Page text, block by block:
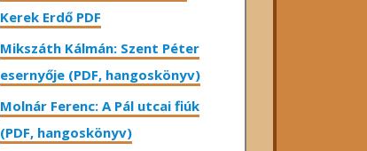
Kerek Erdő PDF
Mikszáth Kálmán: Szent Péter
esernyője (PDF, hangoskönyv)
Molnár Ferenc: A Pál utcai fiúk
(PDF, hangoskönyv)